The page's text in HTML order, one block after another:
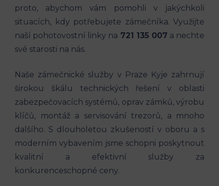
proto, abychom vám pomohli v jakýchkoli
situacích, kdy potřebujete zámečníka. Využijte
naší pohotovostní linky na 721 135 007 a nechte
své starosti na nás.
Naše zámečnické služby v Praze Kyje zahrnují
širokou škálu technických řešení v oblasti
zabezpečovacích systémů, oprav zámků, výrobu
klíčů, montáž a servisování trezorů, a mnoho
dalšího. S dlouholetou zkušeností v oboru a s
moderním vybavením jsme schopni poskytnout
kvalitní a efektivní služby za
konkurenceschopné ceny.